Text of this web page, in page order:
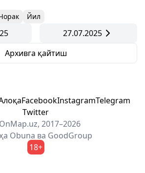
Йил
27.07.2025
Архивга қайтиш
FacebookInstagramTelegram
Twitter
2017–2026
Obuna ва GoodGroup
18+